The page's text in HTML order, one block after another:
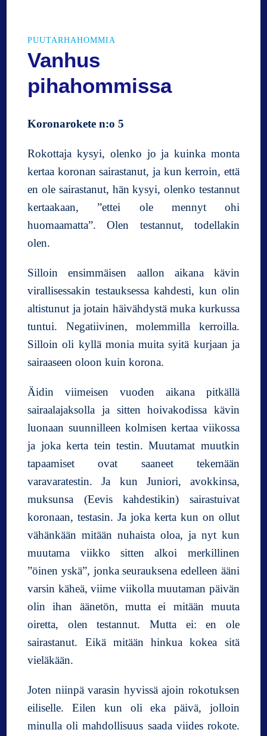
k
u
k
k
e
t
PUUTARHAHOMMIA
Vanhus
pihahommissa
Koronarokete n:o 5
Rokottaja kysyi, olenko jo ja kuinka monta
kertaa koronan sairastanut, ja kun kerroin, että
en ole sairastanut, hän kysyi, olenko testannut
kertaakaan, ”ettei ole mennyt ohi
huomaamatta”. Olen testannut, todellakin
olen.
Silloin ensimmäisen aallon aikana kävin
virallisessakin testauksessa kahdesti, kun olin
altistunut ja jotain häivähdystä muka kurkussa
tuntui. Negatiivinen, molemmilla kerroilla.
Silloin oli kyllä monia muita syitä kurjaan ja
sairaaseen oloon kuin korona.
Äidin viimeisen vuoden aikana pitkällä
sairaalajaksolla ja sitten hoivakodissa kävin
luonaan suunnilleen kolmisen kertaa viikossa
ja joka kerta tein testin. Muutamat muutkin
tapaamiset ovat saaneet tekemään
varavaratestin. Ja kun Juniori, avokkinsa,
muksunsa (Eevis kahdestikin) sairastuivat
koronaan, testasin. Ja joka kerta kun on ollut
vähänkään mitään nuhaista oloa, ja nyt kun
muutama viikko sitten alkoi merkillinen
”öinen yskä”, jonka seurauksena edelleen ääni
varsin käheä, viime viikolla muutaman päivän
olin ihan äänetön, mutta ei mitään muuta
oiretta, olen testannut. Mutta ei: en ole
sairastanut. Eikä mitään hinkua kokea sitä
vieläkään.
Joten niinpä varasin hyvissä ajoin rokotuksen
eiliselle. Eilen kun oli eka päivä, jolloin
minulla oli mahdollisuus saada viides rokote.